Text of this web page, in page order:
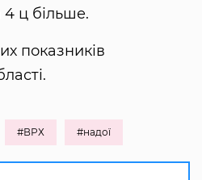
ц більше.
показників
#ВРХ #надої